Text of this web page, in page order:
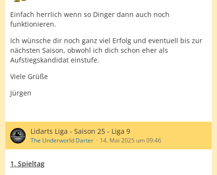
Einfach herrlich wenn so Dinger dann auch noch
funktionieren.
Ich wünsche dir noch ganz viel Erfolg und eventuell bis zur
nächsten Saison, obwohl ich dich schon eher als
Aufstiegskandidat einstufe.
Viele Grüße
Jürgen
Lidarts Liga - Saison 25 - Liga 9
The Underworld Darter 14. Mai 2025 um 09:46
1. Spieltag